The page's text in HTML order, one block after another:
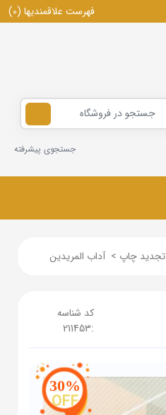
فهرست علاقمندیها (0)
جستجوی پیشرفته
تجدید چاپ > آداب المریدین
کد شناسه
:
211453
30%
OFF